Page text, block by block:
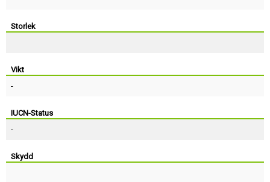
Storlek
Vikt
-
IUCN-Status
-
Skydd